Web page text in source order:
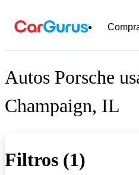
Autos Porsche
Champaign, IL
Filtros (1)